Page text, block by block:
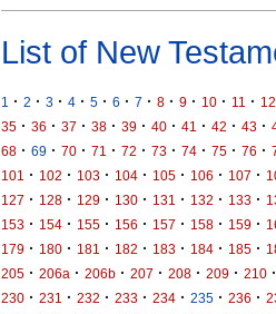
List of New
1 · 2 · 3 · 4 · 5 · 6 · 7 · 8 · 9 · 10 · 11 · 12
35 · 36 · 37 · 38 · 39 · 40 · 41 · 42 · 43 ·
68 · 69 · 70 · 71 · 72 · 73 · 74 · 75 · 76 ·
101
· 102 · 103 · 104 · 105 · 106 · 107 ·
127 · 128 · 129 · 130 · 131 · 132 · 133 ·
153 · 154 · 155 · 156 · 157 · 158 · 159 ·
179 · 180 · 181 · 182 · 183 · 184 · 185 ·
205 · 206a · 206b · 207 · 208 · 209 · 210 ·
230 · 231 · 232 · 233 · 234 · 235 · 236 ·